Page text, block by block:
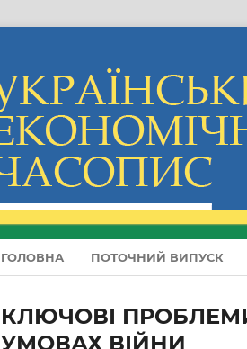
ГОЛОВНА ПОТОЧНИЙ ВИПУСК
КЛЮЧОВІ
УМОВАХ ВІЙНИ